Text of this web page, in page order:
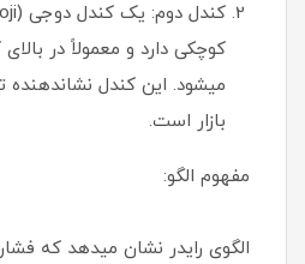
کوچکی دارد و معمولاً در
میشود. این کندل نشاندهنده
بازار است.
مفهوم الگو:
الگوی رایدر نشان میدهد که